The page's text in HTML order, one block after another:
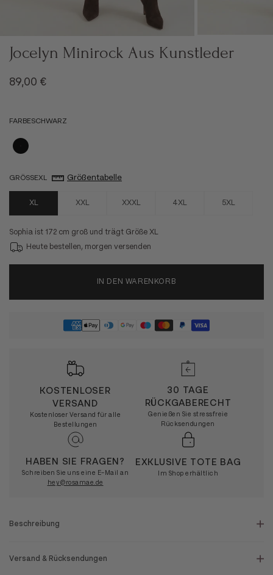
Jocelyn Minirock Aus Kunstleder
Angebot
89,00 €
FARBESCHWARZ
Schwarz
GRÖSSEXL Größentabelle
XL XXL XXXL 4XL 5XL
Sophia ist 172 cm groß und trägt Größe XL
Heute bestellen, morgen versenden
IN DEN WARENKORB
KOSTENLOSER
VERSAND
Kostenloser Versand für alle
Bestellungen
30 TAGE
RÜCKGABERECHT
Genießen Sie stressfreie
Rücksendungen
HABEN SIE FRAGEN?
Schreiben Sie uns eine E-Mail an
hey@rosamae.de
EXKLUSIVE TOTE BAG
Im Shop erhältlich
Beschreibung
Versand & Rücksendungen